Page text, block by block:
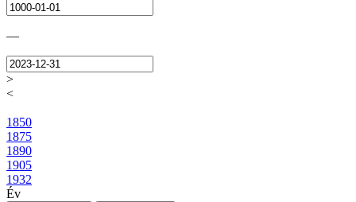
—
>
<
1850
1875
1890
1905
1932
Év